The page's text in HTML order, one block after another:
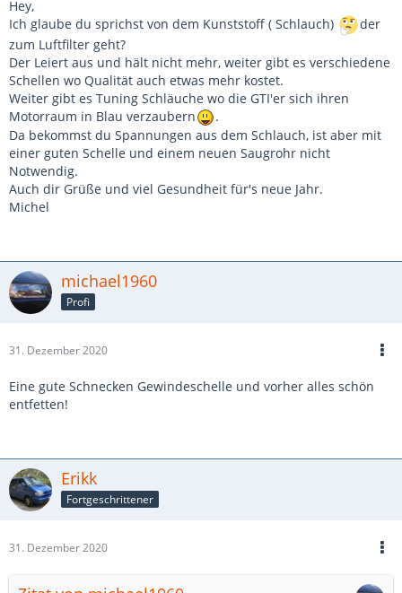
Hey,
Ich glaube du sprichst von dem Kunststoff ( Schlauch)
der
zum Luftfilter geht?
Der Leiert aus und hält nicht mehr, weiter gibt es verschiedene
Schellen wo Qualität auch etwas mehr kostet.
Weiter gibt es Tuning Schläuche wo die GTI'er sich ihren
Motorraum in Blau verzaubern
.
Da bekommst du Spannungen aus dem Schlauch, ist aber mit
einer guten Schelle und einem neuen Saugrohr nicht
Notwendig.
Auch dir Grüße und viel Gesundheit für's neue Jahr.
Michel
michael1960
Profi
31. Dezember 2020
Eine gute Schnecken Gewindeschelle und vorher alles schön
entfetten!
Erikk
Fortgeschrittener
31. Dezember 2020